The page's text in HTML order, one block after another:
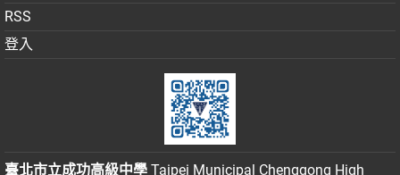
RSS
登入
臺北市立成功高級中學 Taipei Municipal Chenggong High